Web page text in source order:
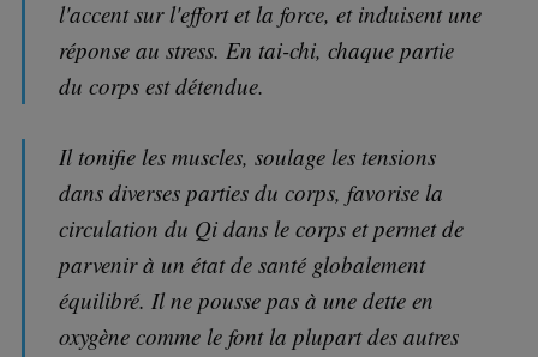
l'accent sur l'effort et la force, et induisent une
réponse au stress. En tai-chi, chaque partie
du corps est détendue.
Il tonifie les muscles, soulage les tensions
dans diverses parties du corps, favorise la
circulation du Qi dans le corps et permet de
parvenir à un état de santé globalement
équilibré. Il ne pousse pas à une dette en
oxygène comme le font la plupart des autres